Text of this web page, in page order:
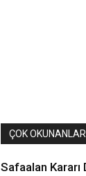
ÇOK OKUNANLAR
Safaalan Kararı